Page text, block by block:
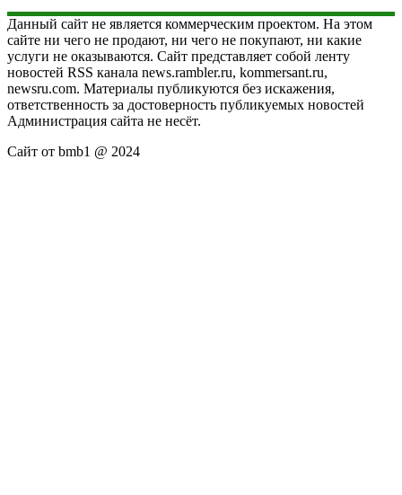
Данный сайт не является коммерческим проектом. На этом
сайте ни чего не продают, ни чего не покупают, ни какие
услуги не оказываются. Сайт представляет собой ленту
новостей RSS канала news.rambler.ru, kommersant.ru,
newsru.com. Материалы публикуются без искажения,
ответственность за достоверность публикуемых новостей
Администрация сайта не несёт.
Сайт от bmb1 @ 2024